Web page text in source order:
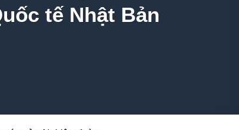
tế Nhật Bản